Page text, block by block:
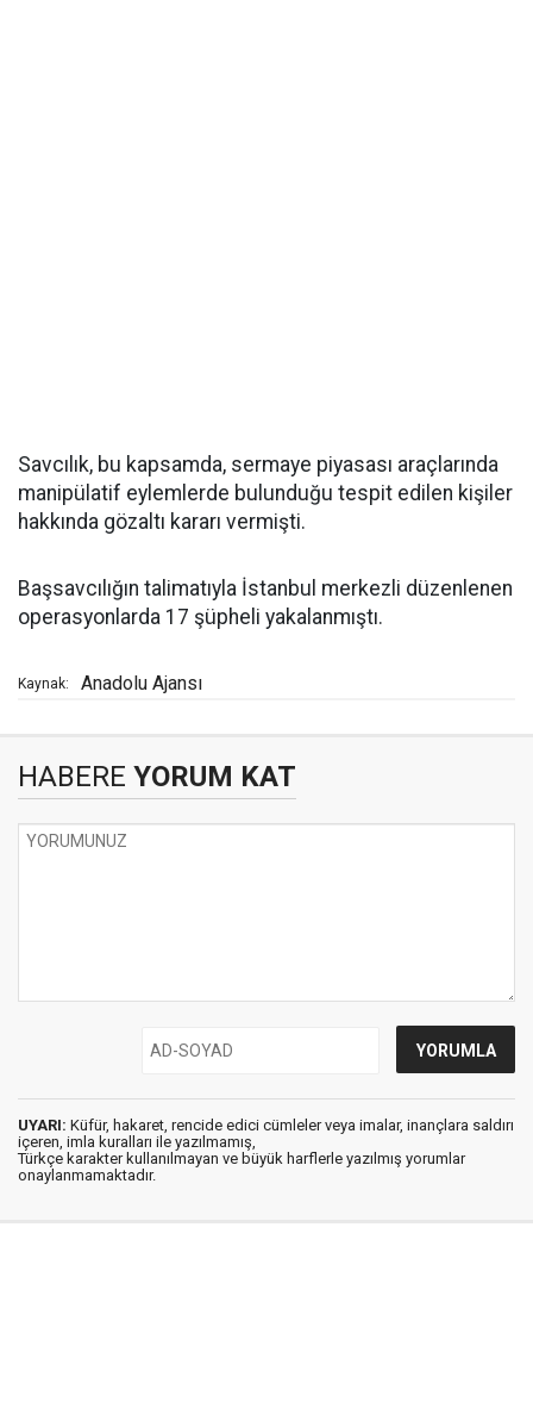
Savcılık, bu kapsamda, sermaye piyasası araçlarında
manipülatif eylemlerde bulunduğu tespit edilen kişiler
hakkında gözaltı kararı vermişti.
Başsavcılığın talimatıyla İstanbul merkezli düzenlenen
operasyonlarda 17 şüpheli yakalanmıştı.
Kaynak: Anadolu Ajansı
HABERE YORUM KAT
UYARI: Küfür, hakaret, rencide edici cümleler veya imalar, inançlara saldırı
içeren, imla kuralları ile yazılmamış,
Türkçe karakter kullanılmayan ve büyük harflerle yazılmış yorumlar
onaylanmamaktadır.